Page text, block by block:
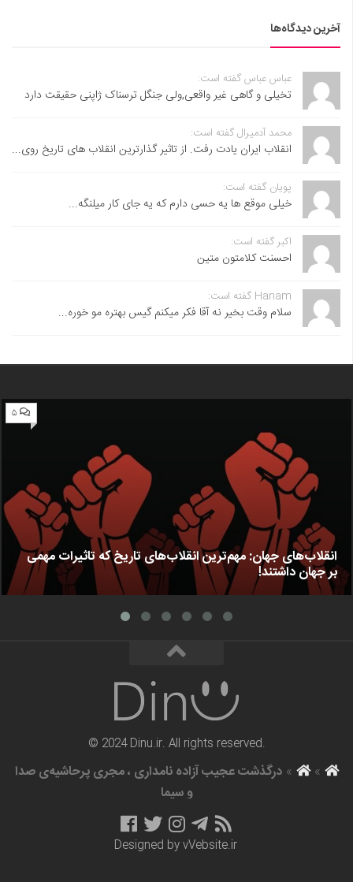
آخرین دیدگاه‌ها
عباس عباس گفته است:
تخیلی و گاهی غیر واقعی,ولی جنگل ترسناک ژاپنی حقیقت دارد
محمد آدمیرال گفته است:
انقلاب ایران یادت رفت. از تاثیر گذارترین انقلاب های تاریخ روی...
پویان گفته است:
خیلی موقع ها یه حسی دارم که یه جای کار میلنگه...
اکبر گفته است:
احسنت ‌کلامتون متین
Hanam گفته است:
سلام وقت بخیر نه آقا فکر میکنم گیس بهتره مو خوره...
۵
انقلاب‌های جهان: مهم‌ترین انقلاب‌های تاریخ که تاثیرات مهمی
بر جهان داشتند!
© 2024 Dinu.ir. All rights reserved.
»
»درگذشت عجیب آزاده نامداری ، مجری پرحاشیه‌ی صدا
و سیما
Designed byvVebsite.ir